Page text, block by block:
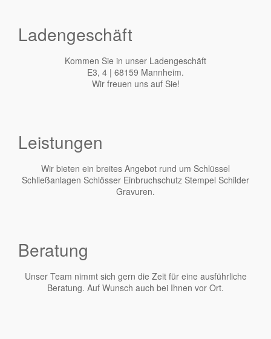
Ladengeschäft
Kommen Sie in unser Ladengeschäft
E3, 4 | 68159 Mannheim.
Wir freuen uns auf Sie!
Leistungen
Wir bieten ein breites Angebot rund um Schlüssel
Schließanlagen Schlösser Einbruchschutz Stempel Schilder
Gravuren.
Beratung
Unser Team nimmt sich gern die Zeit für eine ausführliche
Beratung. Auf Wunsch auch bei Ihnen vor Ort.